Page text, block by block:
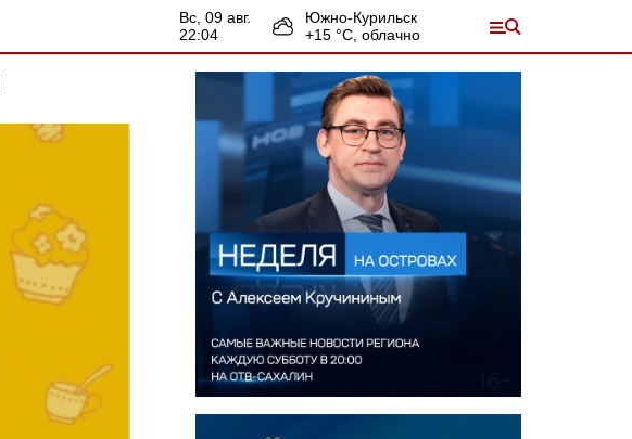
вс, 09 авг.
22:04
Южно-Курильск
+15 °С, облачно